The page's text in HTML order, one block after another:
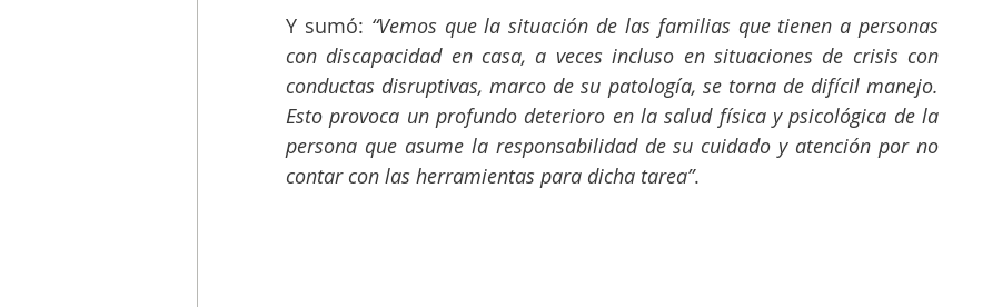
Y sumó: “Vemos que la situación de las familias que tienen a personas
con discapacidad en casa, a veces incluso en situaciones de crisis con
conductas disruptivas, marco de su patología, se torna de difícil manejo.
Esto provoca un profundo deterioro en la salud física y psicológica de la
persona que asume la responsabilidad de su cuidado y atención por no
contar con las herramientas para dicha tarea”.